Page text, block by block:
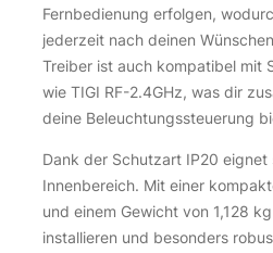
Fernbedienung erfolgen,
jederzeit nach deinen
Treiber ist auch kompatibel mit
wie TIGI RF-2.4GHz, was dir
deine Beleuchtungssteuerung
Dank der Schutzart IP20
Innenbereich. Mit einer
und einem Gewicht von 1,128
installieren und besonders